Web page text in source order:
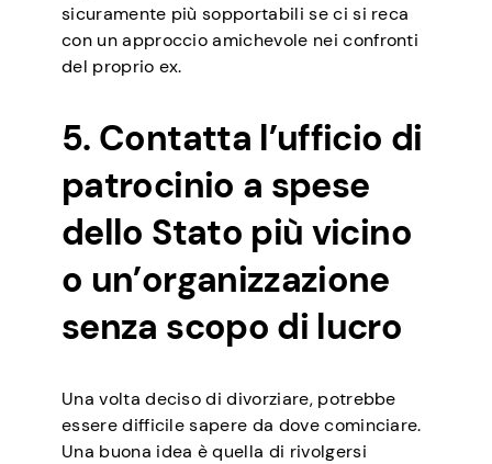
sicuramente più sopportabili se ci si reca
con un approccio amichevole nei confronti
del proprio ex.
5. Contatta l’ufficio di
patrocinio a spese
dello Stato più vicino
o un’organizzazione
senza scopo di lucro
Una volta deciso di divorziare, potrebbe
essere difficile sapere da dove cominciare.
Una buona idea è quella di rivolgersi